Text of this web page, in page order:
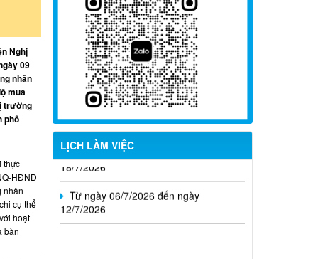
LỊCH LÀM VIỆC
Từ ngày 03/8/2026 đến ngày
09/8/2026
Từ ngày 27/7/2026 đến ngày
02/8/2026
Từ ngày 20/7/2026 đến ngày
26/7/2026
Từ ngày 13/7/2026 đến ngày
18/7/2026
Từ ngày 06/7/2026 đến ngày
12/7/2026
Nghị
09
nhân
mua
trường
phố
thực
HĐND
nhân
cụ thể
hoạt
bàn